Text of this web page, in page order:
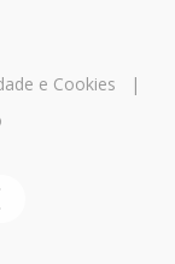
e Cookies |